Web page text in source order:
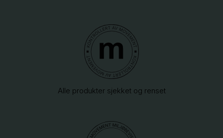
Alle produkter sjekket og renset